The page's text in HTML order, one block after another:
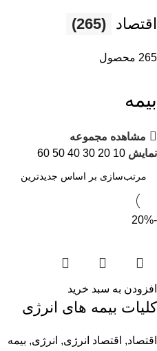
اقتصاد (265)
265 محصول
بیمه
مشاهده مجموعه
نمایش 10
20
30
40
50
60
-20%
افزودن به سبد خرید
کلیات بیمه های انرژی
اقتصاد, اقتصاد انرژی, انرژی, بیمه